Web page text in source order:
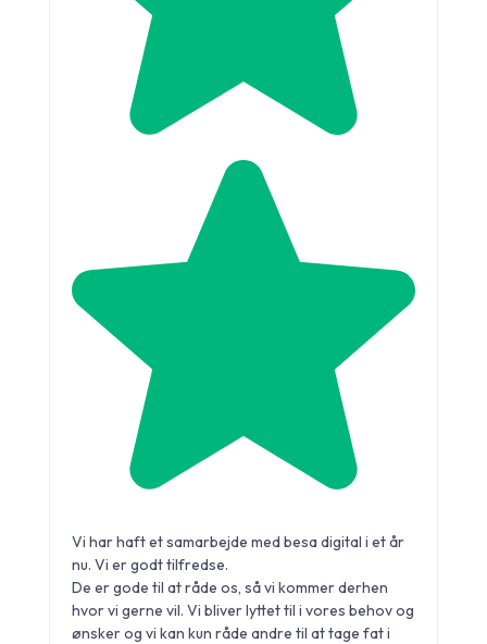
Vi har haft et samarbejde med besa digital i et år
nu. Vi er godt tilfredse.
De er gode til at råde os, så vi kommer derhen
hvor vi gerne vil. Vi bliver lyttet til i vores behov og
ønsker og vi kan kun råde andre til at tage fat i